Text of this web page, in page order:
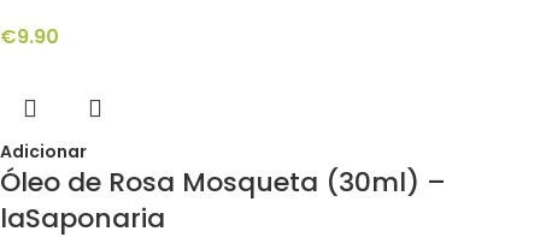
€9.90
Adicionar
Óleo de Rosa Mosqueta (30ml) –
laSaponaria